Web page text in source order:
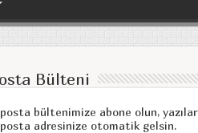
Bülteni
bültenimize abone olun, yazılar
adresinize otomatik gelsin.